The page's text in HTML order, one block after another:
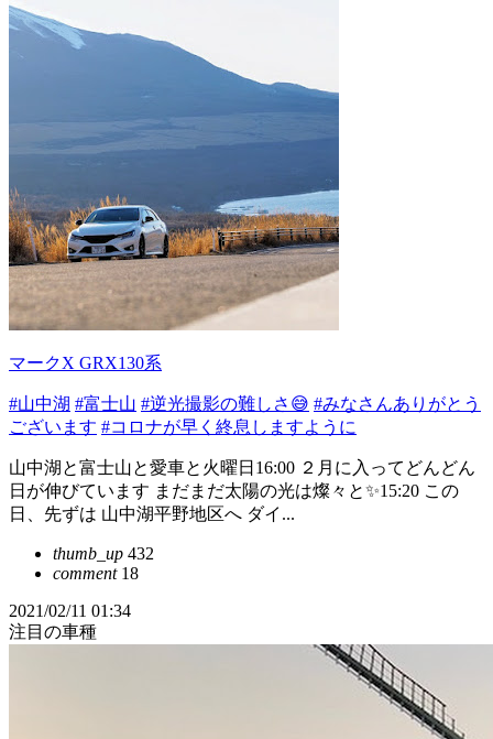
マークX GRX130系
#山中湖 #富士山 #逆光撮影の難しさ😅 #みなさんありがとう
ございます #コロナが早く終息しますように
山中湖と富士山と愛車と火曜日16:00 ２月に入ってどんどん
日が伸びています まだまだ太陽の光は燦々と✨15:20 この
日、先ずは 山中湖平野地区へ ダイ...
thumb_up 432
comment18
2021/02/11 01:34
注目の車種